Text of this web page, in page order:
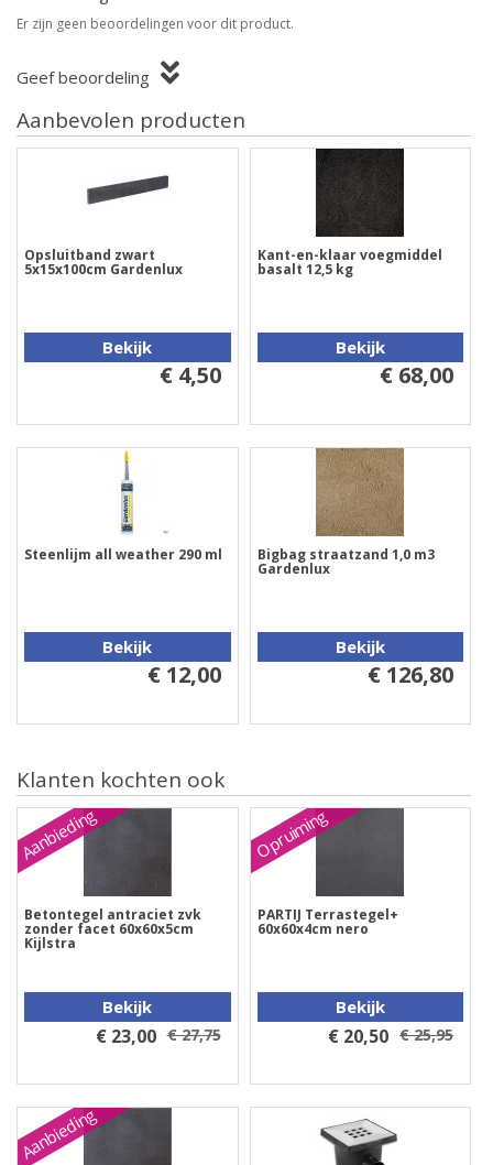
Er zijn geen beoordelingen voor dit product.
Geef beoordeling
Aanbevolen producten
Opsluitband zwart
5x15x100cm Gardenlux
Bekijk
€ 4,50
Kant-en-klaar voegmiddel
basalt 12,5 kg
Bekijk
€ 68,00
Steenlijm all weather 290 ml
Bekijk
€ 12,00
Bigbag straatzand 1,0 m3
Gardenlux
Bekijk
€ 126,80
Klanten kochten ook
Aanbieding
Betontegel antraciet zvk
zonder facet 60x60x5cm
Kijlstra
Bekijk
€ 23,00 € 27,75
Opruiming
PARTIJ Terrastegel+
60x60x4cm nero
Bekijk
€ 20,50 € 25,95
Aanbieding